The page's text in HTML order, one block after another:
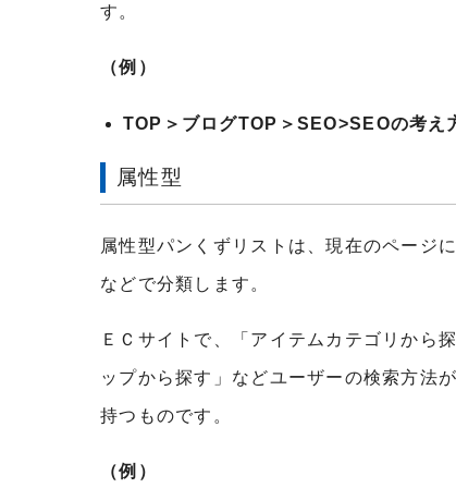
す。
（例）
TOP＞ブログTOP＞SEO>SEOの考え
属性型
属性型パンくずリストは、現在のページ
などで分類します。
ＥＣサイトで、「アイテムカテゴリから
ップから探す」などユーザーの検索方法
持つものです。
（例）